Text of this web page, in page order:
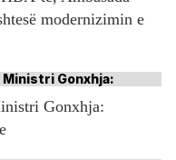
modernizimin e
Gonxhja: